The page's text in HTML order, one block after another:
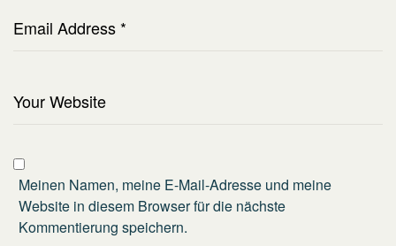
Meinen Namen, meine E-Mail-Adresse und meine
Website in diesem Browser für die nächste
Kommentierung speichern.